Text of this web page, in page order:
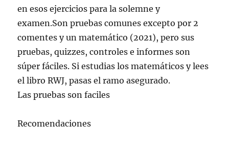
en esos ejercicios para la solemne y
examen.Son pruebas comunes excepto por 2
comentes y un matemático (2021), pero sus
pruebas, quizzes, controles e informes son
súper fáciles. Si estudias los matemáticos y lees
el libro RWJ, pasas el ramo asegurado.
Las pruebas son faciles
Recomendaciones